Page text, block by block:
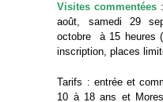
Visites commentées
août, samedi 29
octobre à 15 heures
inscription, places
Tarifs : entrée et
10 à 18 ans et